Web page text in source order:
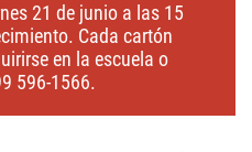
21 de junio a las 15
Cada cartón
en la escuela o
596-1566.